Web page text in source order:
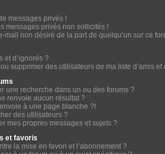
messages privés !
messages privés non sollicités !
mail non désiré de la part de quelqu’un sur ce
et d’ignorés ?
supprimer des utilisateurs de ma liste d’amis et
une recherche dans un ou des forums ?
renvoie aucun résultat ?
à une page blanche ?!
des utilisateurs ?
mes propres messages et sujets ?
et favoris
la mise en favori et l’abonnement ?